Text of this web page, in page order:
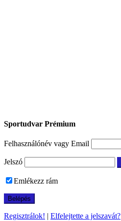
Sportudvar Prémium
Felhasználónév vagy Email
Jelszó
Emlékezz rám
Regisztrálok! | Elfelejtette a jelszavát?